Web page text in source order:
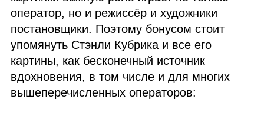
оператор, но и режиссёр и художники
постановщики. Поэтому бонусом стоит
упомянуть Стэнли Кубрика и все его
картины, как бесконечный источник
вдохновения, в том числе и для многих
вышеперечисленных операторов: